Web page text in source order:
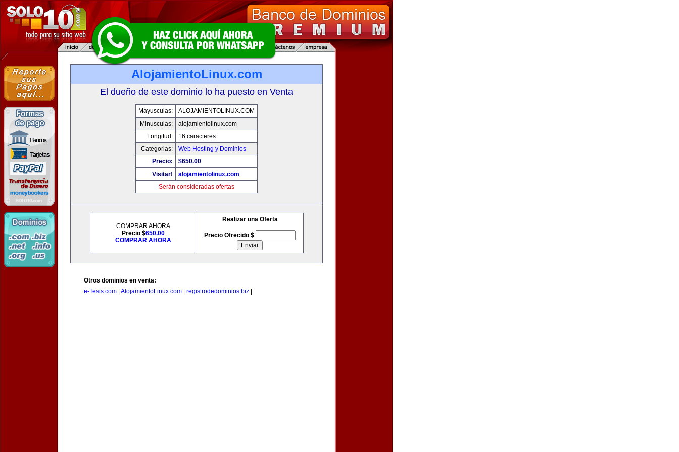
AlojamientoLinux.com
El dueño de este dominio lo ha puesto en Venta
Mayusculas:
ALOJAMIENTOLINUX.COM
Minusculas:
alojamientolinux.com
Longitud:
16 caracteres
Categorias:
Web Hosting y Dominios
Precio:
$650.00
Visitar!
alojamientolinux.com
Serán consideradas ofertas
COMPRAR AHORA
Precio $650.00
COMPRAR AHORA
Realizar una Oferta
Precio Ofrecido $
Otros dominios en venta:
e-Tesis.com AlojamientoLinux.com registrodedominios.biz